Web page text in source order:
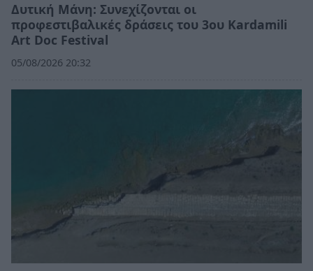
Δυτική Μάνη: Συνεχίζονται οι
προφεστιβαλικές δράσεις του 3ου Kardamili
Art Doc Festival
05/08/2026 20:32